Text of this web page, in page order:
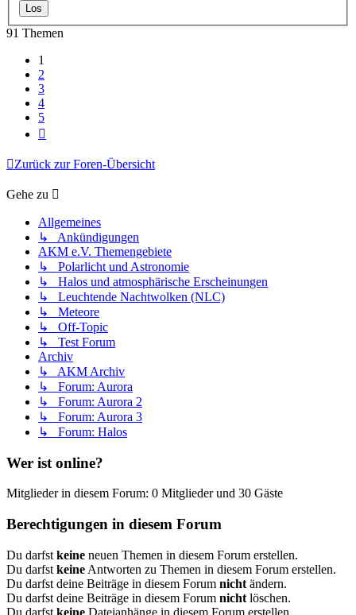
91 Themen
1
2
3
4
5
Zurück zur Foren-Übersicht
Gehe zu
Allgemeines
↳ Ankündigungen
AKM e.V. Themengebiete
↳ Polarlicht und Astronomie
↳ Halos und atmosphärische Erscheinungen
↳ Leuchtende Nachtwolken (NLC)
↳ Meteore
↳ Off-Topic
↳ Test Forum
Archiv
↳ AKM Archiv
↳ Forum: Aurora
↳ Forum: Aurora 2
↳ Forum: Aurora 3
↳ Forum: Halos
Wer ist online?
Mitglieder in diesem Forum: 0 Mitglieder und 30 Gäste
Berechtigungen in diesem Forum
Du darfst keine neuen Themen in diesem Forum erstellen.
Du darfst keine Antworten zu Themen in diesem Forum erstellen.
Du darfst deine Beiträge in diesem Forum nicht ändern.
Du darfst deine Beiträge in diesem Forum nicht löschen.
Du darfst keine Dateianhänge in diesem Forum erstellen.